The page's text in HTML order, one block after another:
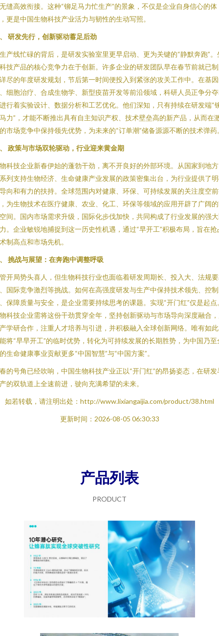
缝高效衔接。这种“铆足马力忙生产”的景象，不仅是企业自身信心的体
更是中国生物科技产业活力与韧性的生动写照。
研发先行，创新驱动蓄足后劲
产线忙碌的背后，是研发实验室里更早启动、更为关键的“静默奔跑”。
技产品的核心竞争力在于创新。许多企业的研发团队早在春节前就已
尽的年度研发规划，节后第一时间便投入到紧张的攻关工作中。在基
细胞治疗、合成生物学、新型疫苗开发等前沿领域，科研人员正争分
行着实验设计、数据分析和工艺优化。他们深知，只有持续在研发端“
力”，才能不断推出具有自主知识产权、技术壁垒高的新产品，从而在
市场竞争中保持领先优势，为未来的“订单潮”储备源源不断的技术弹药
政策与市场双轮驱动，行业迎来黄金期
科技企业新春伊始的蓬勃干劲，离不开良好的外部环境。从国家到地
列支持生物经济、生命健康产业发展的政策密集出台，为行业提供了
向和有力的扶持。全球范围内对健康、环保、可持续发展的关注度空
为生物技术在医疗健康、农业、化工、环保等领域的应用开辟了广阔
间。国内市场需求升级，国际化步伐加快，共同构成了行业发展的强
。企业敏锐地捕捉到这一历史性机遇，通过“早开工”积极布局，旨在抢
制高点和市场先机。
挑战与展望：在奔跑中调整呼吸
开局势头喜人，但生物科技行业也面临着研发周期长、投入大、法规
国际竞争激烈等挑战。如何在高强度研发与生产中保持技术领先、控
保障质量与安全，是企业需要持续思考的课题。实现“开门红”仅是起点
科技企业需将这份干劲贯穿全年，坚持创新驱动与市场导向深度融合
学研合作，注重人才培养与引进，并积极融入全球创新网络。唯有如
将“早早开工”的临时优势，转化为可持续发展的长期胜势，为中国乃至
生命健康事业贡献更多“中国智慧”与“中国方案”。
的号角已经吹响，中国生物科技产业正以“开门红”的昂扬姿态，在研发
的双轨道上全速前进，驶向充满希望的未来。
如若转载，请注明出处：http://www.lixiangaijia.com/product/38.html
更新时间：2026-08-05 06:30:33
产品列表
PRODUCT